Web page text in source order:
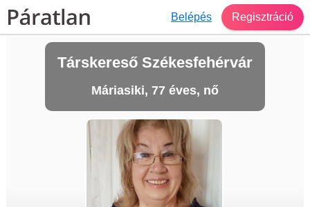
Belépés Regisztráció
Társkereső Székesfehérvár
Máriasiki, 77 éves, nő